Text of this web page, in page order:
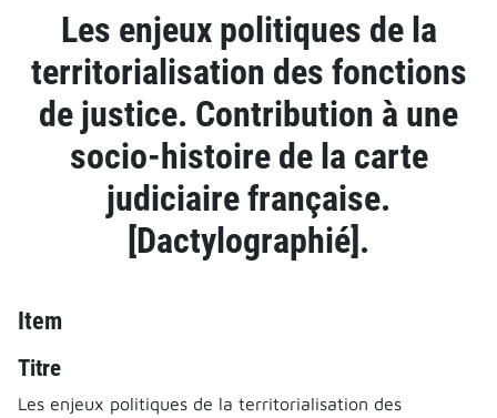
Les enjeux politiques de la
territorialisation des fonctions
de justice. Contribution à une
socio-histoire de la carte
judiciaire française.
[Dactylographié].
Item
Titre
Les enjeux politiques de la territorialisation des